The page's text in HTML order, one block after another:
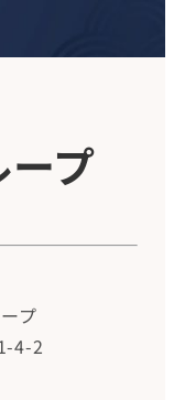
ープ
プ
4-2